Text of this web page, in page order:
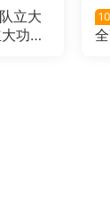
立大
功大